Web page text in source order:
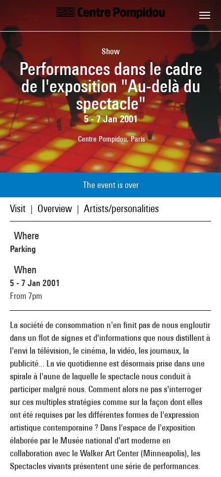
Skip to main content
Centre Pompidou
Show
Performances dans le cadre
de l'exposition "Au-delà du
spectacle"
5 - 7 Jan 2001
Centre Pompidou, Paris
The event is over
Visit Overview Artists/personalities
La société de consommation n'en finit pas de nous engloutir
dans un flot de signes et d'informations que nous distillent à
l'envi la télévision, le cinéma, la vidéo, les journaux, la
publicité... La vie quotidienne est désormais prise dans une
spirale à l'aune de laquelle le spectacle nous conduit à
participer malgré nous. Comment alors ne pas s'interroger
sur ces multiples stratégies comme sur la façon dont elles
ont été requises par les différentes formes de l'expression
artistique contemporaine ? Dans l'espace de l'exposition
élaborée par le Musée national d'art moderne en
collaboration avec le Walker Art Center (Minneapolis), les
Spectacles vivants présentent une série de performances.
Where
Parking
When
5 - 7 Jan 2001
From 7pm